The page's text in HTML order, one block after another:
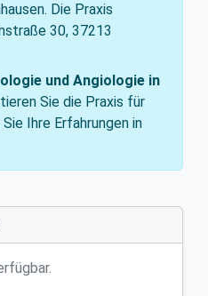
Die Praxis
30, 37213
und Angiologie in
Sie die Praxis für
Ihre Erfahrungen in